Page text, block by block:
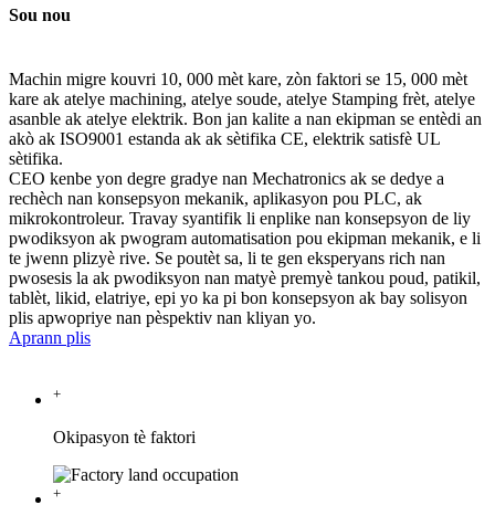
Sou nou
Machin migre kouvri 10, 000 mèt kare, zòn faktori se 15, 000 mèt
kare ak atelye machining, atelye soude, atelye Stamping frèt, atelye
asanble ak atelye elektrik. Bon jan kalite a nan ekipman se entèdi an
akò ak ISO9001 estanda ak ak sètifika CE, elektrik satisfè UL
sètifika.
CEO kenbe yon degre gradye nan Mechatronics ak se dedye a
rechèch nan konsepsyon mekanik, aplikasyon pou PLC, ak
mikrokontroleur. Travay syantifik li enplike nan konsepsyon de liy
pwodiksyon ak pwogram automatisation pou ekipman mekanik, e li
te jwenn plizyè rive. Se poutèt sa, li te gen eksperyans rich nan
pwosesis la ak pwodiksyon nan matyè premyè tankou poud, patikil,
tablèt, likid, elatriye, epi yo ka pi bon konsepsyon ak bay solisyon
plis apwopriye nan pèspektiv nan kliyan yo.
Aprann plis
+
Okipasyon tè faktori
+